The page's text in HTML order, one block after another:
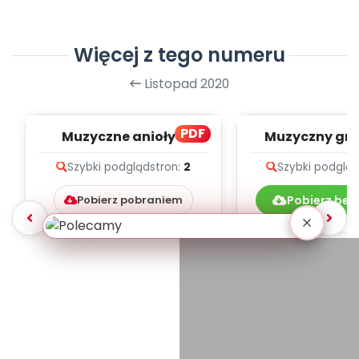
Więcej z tego numeru
Listopad 2020
PDF
Muzyczne anioły z
Szybki podglądstron: 2
Pobierz pobraniem
Muzyczny
Szybki podgląd
Pobierz